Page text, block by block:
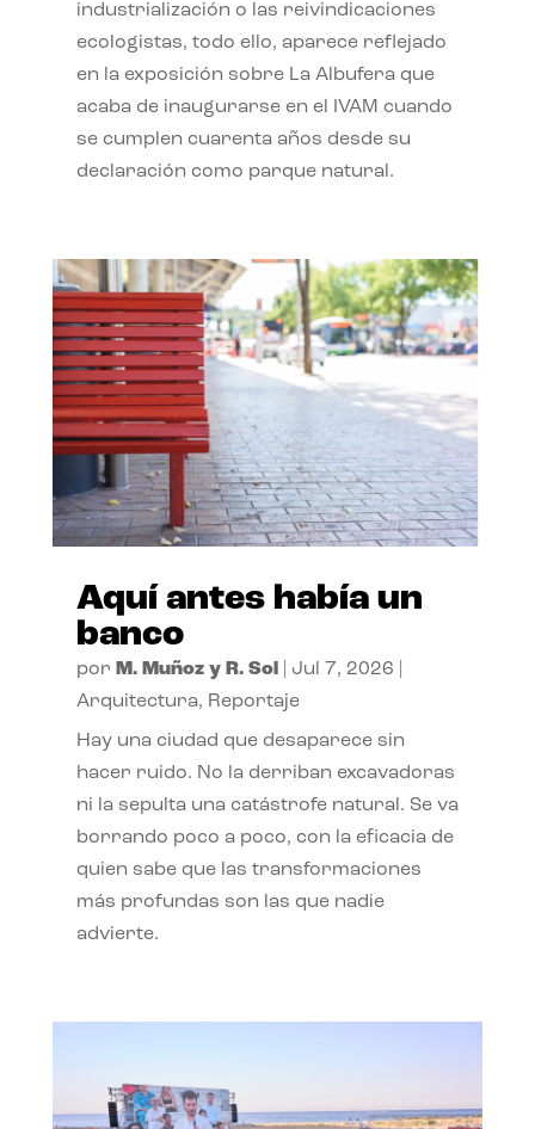
industrialización o las reivindicaciones
ecologistas, todo ello, aparece reflejado
en la exposición sobre La Albufera que
acaba de inaugurarse en el IVAM cuando
se cumplen cuarenta años desde su
declaración como parque natural.
Aquí antes había un
banco
por M. Muñoz y R. Sol Jul 7, 2026
Arquitectura, Reportaje
Hay una ciudad que desaparece sin
hacer ruido. No la derriban excavadoras
ni la sepulta una catástrofe natural. Se va
borrando poco a poco, con la eficacia de
quien sabe que las transformaciones
más profundas son las que nadie
advierte.